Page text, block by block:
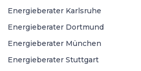
Energieberater Karlsruhe
Energieberater Dortmund
Energieberater München
Energieberater Stuttgart